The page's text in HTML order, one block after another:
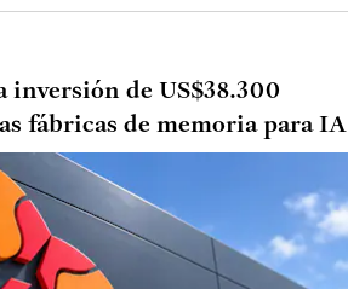
inversión de US$38.300
fábricas de memoria para IA